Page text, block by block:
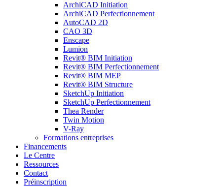
ArchiCAD Initiation
ArchiCAD Perfectionnement
AutoCAD 2D
CAO 3D
Enscape
Lumion
Revit® BIM Initiation
Revit® BIM Perfectionnement
Revit® BIM MEP
Revit® BIM Structure
SketchUp Initiation
SketchUp Perfectionnement
Thea Render
Twin Motion
V-Ray
Formations entreprises
Financements
Le Centre
Ressources
Contact
Préinscription